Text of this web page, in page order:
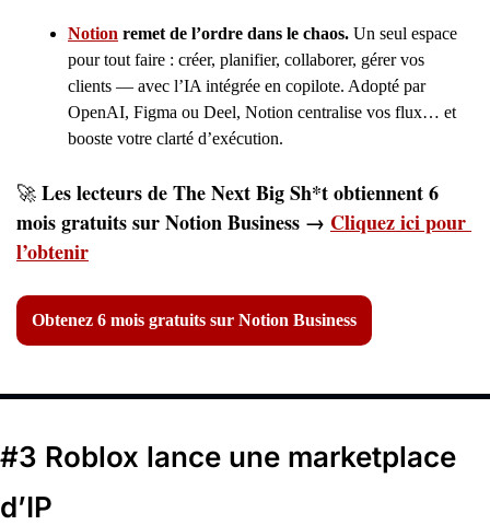
Notion remet de l’ordre dans le chaos. Un seul espace
pour tout faire : créer, planifier, collaborer, gérer vos
clients — avec l’IA intégrée en copilote. Adopté par
OpenAI, Figma ou Deel, Notion centralise vos flux… et
booste votre clarté d’exécution.
🚀 Les lecteurs de The Next Big Sh*t obtiennent 6
mois gratuits sur Notion Business → Cliquez ici pour
l’obtenir
Obtenez 6 mois gratuits sur Notion Business
#3 Roblox lance une marketplace
d’IP